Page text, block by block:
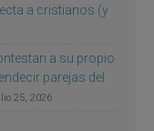
a cristianos (y
a su propio
parejas del
25, 2026